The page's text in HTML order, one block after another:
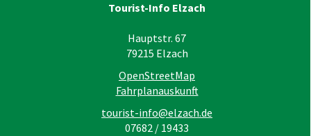
Tourist-Info Elzach
Hauptstr. 67
79215 Elzach
OpenStreetMap
Fahrplanauskunft
tourist-info@elzach.de
07682 / 19433